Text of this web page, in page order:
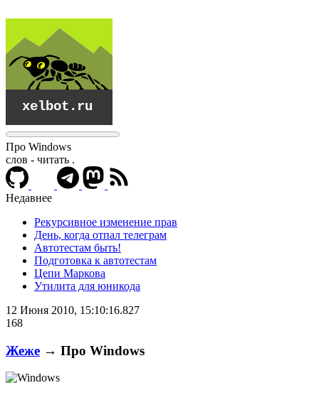
xelbot.ru
Про Windows
слов - читать .
Недавнее
Рекурсивное изменение прав
День, когда отпал телеграм
Автотестам быть!
Подготовка к автотестам
Цепи Маркова
Утилита для юникода
12 Июня 2010, 15:10:16.827
168
Жеже → Про Windows